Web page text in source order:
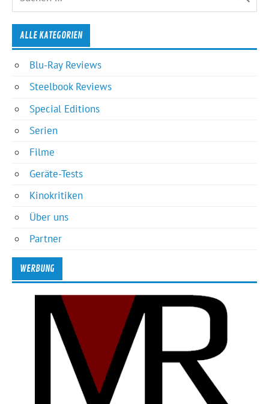
ALLE KATEGORIEN
Blu-Ray Reviews
Steelbook Reviews
Special Editions
Serien
Filme
Geräte-Tests
Kinokritiken
Über uns
Partner
WERBUNG